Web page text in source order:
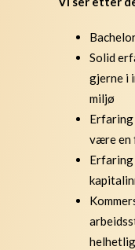
Solid
gjerne i
miljø
være en
Erfaring